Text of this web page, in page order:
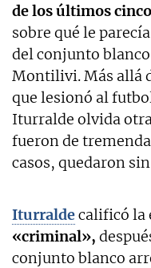
de los últimos
sobre qué le
del conjunto
Montilivi. Más allá
que lesionó al
Iturralde olvida
fueron de
casos, quedaron
Iturraldecalificó la
«criminal»,
conjunto blanco